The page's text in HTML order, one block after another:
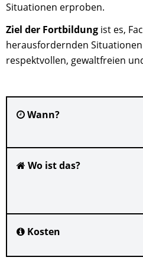
Situationen erproben.
Ziel der Fortbildung ist es,
herausfordernden
respektvollen, gewaltfreien
Wann?
Wo ist das?
Kosten